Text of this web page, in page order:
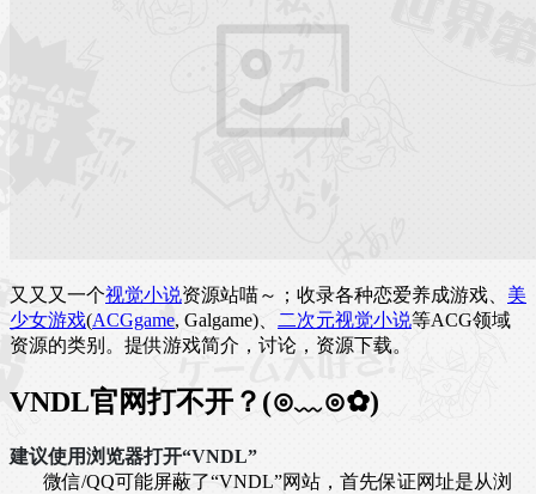
又又又一个视觉小说资源站喵～；收录各种恋爱养成游戏、 美
少女游戏(ACGgame, Galgame)、 二次元视觉小说等ACG领域
资源的类别。提供游戏简介，讨论，资源下载。
VNDL官网打不开？(⊙﹏⊙✿)
建议使用浏览器打开“VNDL”
微信/QQ可能屏蔽了“VNDL”网站，首先保证网址是从浏